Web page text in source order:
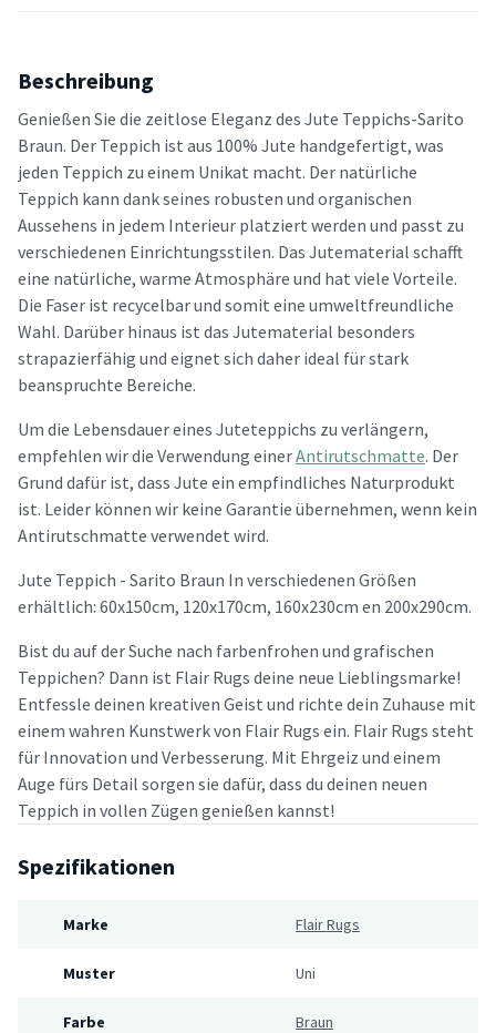
Beschreibung
Genießen Sie die zeitlose Eleganz des Jute Teppichs-Sarito
Braun. Der Teppich ist aus 100% Jute handgefertigt, was
jeden Teppich zu einem Unikat macht. Der natürliche
Teppich kann dank seines robusten und organischen
Aussehens in jedem Interieur platziert werden und passt zu
verschiedenen Einrichtungsstilen. Das Jutematerial schafft
eine natürliche, warme Atmosphäre und hat viele Vorteile.
Die Faser ist recycelbar und somit eine umweltfreundliche
Wahl. Darüber hinaus ist das Jutematerial besonders
strapazierfähig und eignet sich daher ideal für stark
beanspruchte Bereiche.
Um die Lebensdauer eines Juteteppichs zu verlängern,
empfehlen wir die Verwendung einerAntirutschmatte. Der
Grund dafür ist, dass Jute ein empfindliches Naturprodukt
ist. Leider können wir keine Garantie übernehmen, wenn kein
Antirutschmatte verwendet wird.
Jute Teppich - Sarito Braun In verschiedenen Größen
erhältlich: 60x150cm, 120x170cm, 160x230cm en 200x290cm.
Bist du auf der Suche nach farbenfrohen und grafischen
Teppichen? Dann ist Flair Rugs deine neue Lieblingsmarke!
Entfessle deinen kreativen Geist und richte dein Zuhause mit
einem wahren Kunstwerk von Flair Rugs ein. Flair Rugs steht
für Innovation und Verbesserung. Mit Ehrgeiz und einem
Auge fürs Detail sorgen sie dafür, dass du deinen neuen
Teppich in vollen Zügen genießen kannst!
Spezifikationen
Marke Flair Rugs
Muster Uni
Farbe Braun